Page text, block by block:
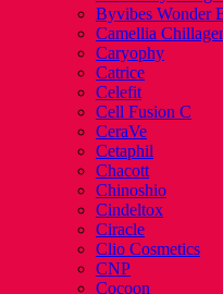
Byvibes Wonder
Camellia
Caryophy
Catrice
Celefit
Cell Fusion C
CeraVe
Cetaphil
Chacott
Chinoshio
Cindeltox
Ciracle
Clio Cosmetics
CNP
Cocoon